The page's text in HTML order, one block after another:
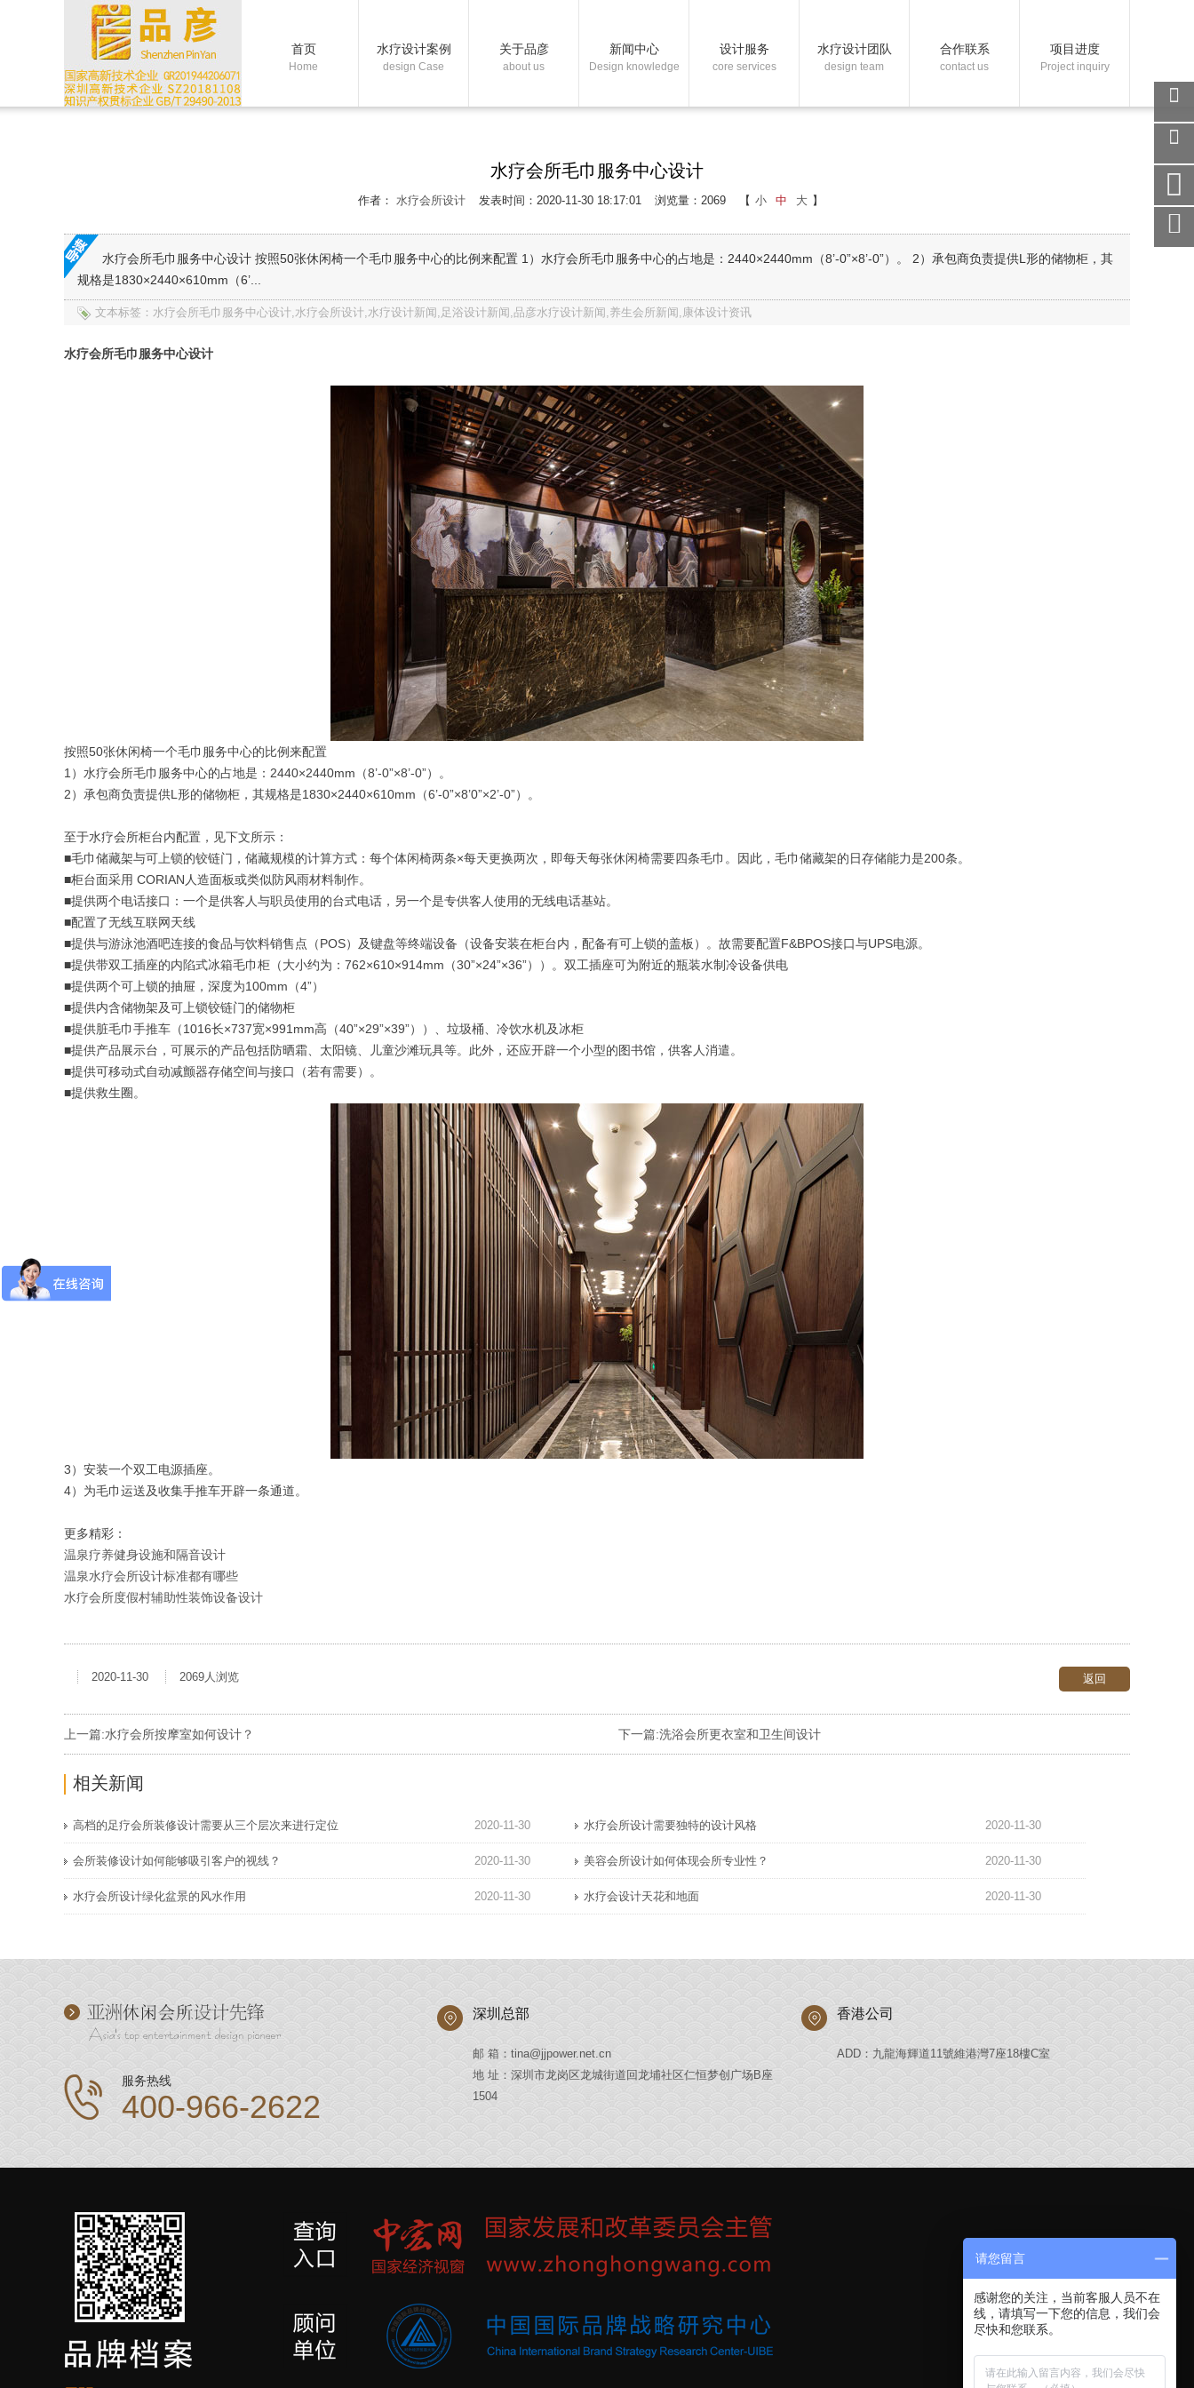
首页
Home
水疗设计案例
design Case
关于品彦
about us
新闻中心
Design knowledge
设计服务
core services
水疗设计团队
design team
合作联系
contact us
项目进度
Project inquiry
水疗会所毛巾服务中心设计
作者： 水疗会所设计 发表时间：2020-11-30 18:17:01 浏览量：2069 【 小 中 大 】
水疗会所毛巾服务中心设计 按照50张休闲椅一个毛巾服务中心的比例来配置 1）水疗会所毛巾服务中心的占地是：2440×2440mm（8’-0”×8’-0”）。 2）承包商负责提供L形的储物柜，其
规格是1830×2440×610mm（6’...
文本标签：水疗会所毛巾服务中心设计,水疗会所设计,水疗设计新闻,足浴设计新闻,品彦水疗设计新闻,养生会所新闻,康体设计资讯
水疗会所毛巾服务中心设计
按照50张休闲椅一个毛巾服务中心的比例来配置
1）水疗会所毛巾服务中心的占地是：2440×2440mm（8’-0”×8’-0”）。
2）承包商负责提供L形的储物柜，其规格是1830×2440×610mm（6’-0”×8’0”×2’-0”）。
至于水疗会所柜台内配置，见下文所示：
■毛巾储藏架与可上锁的铰链门，储藏规模的计算方式：每个体闲椅两条×每天更换两次，即每天每张休闲椅需要四条毛巾。因此，毛巾储藏架的日存储能力是200条。
■柜台面采用 CORIAN人造面板或类似防风雨材料制作。
■提供两个电话接口：一个是供客人与职员使用的台式电话，另一个是专供客人使用的无线电话基站。
■配置了无线互联网天线
■提供与游泳池酒吧连接的食品与饮料销售点（POS）及键盘等终端设备（设备安装在柜台内，配备有可上锁的盖板）。故需要配置F&BPOS接口与UPS电源。
■提供带双工插座的内陷式冰箱毛巾柜（大小约为：762×610×914mm（30”×24”×36”））。双工插座可为附近的瓶装水制冷设备供电
■提供两个可上锁的抽屉，深度为100mm（4”）
■提供内含储物架及可上锁铰链门的储物柜
■提供脏毛巾手推车（1016长×737宽×991mm高（40”×29”×39”））、垃圾桶、冷饮水机及冰柜
■提供产品展示台，可展示的产品包括防晒霜、太阳镜、儿童沙滩玩具等。此外，还应开辟一个小型的图书馆，供客人消遣。
■提供可移动式自动减颤器存储空间与接口（若有需要）。
■提供救生圈。
3）安装一个双工电源插座。
4）为毛巾运送及收集手推车开辟一条通道。
更多精彩：
温泉疗养健身设施和隔音设计
温泉水疗会所设计标准都有哪些
水疗会所度假村辅助性装饰设备设计
返回
2020-11-30 2069人浏览
上一篇:水疗会所按摩室如何设计？ 下一篇:洗浴会所更衣室和卫生间设计
相关新闻
高档的足疗会所装修设计需要从三个层次来进行定位 2020-11-30 水疗会所设计需要独特的设计风格 2020-11-30
会所装修设计如何能够吸引客户的视线？ 2020-11-30 美容会所设计如何体现会所专业性？ 2020-11-30
水疗会所设计绿化盆景的风水作用 2020-11-30 水疗会设计天花和地面 2020-11-30
服务热线
400-966-2622
深圳总部
邮 箱：tina@jjpower.net.cn
地 址：深圳市龙岗区龙城街道回龙埔社区仁恒梦创广场B座
1504
香港公司
ADD：九龍海輝道11號維港灣7座18樓C室
关注
微信
在线
手机
访问
请您留言
感谢您的关注，当前客服人员不在
线，请填写一下您的信息，我们会
尽快和您联系。